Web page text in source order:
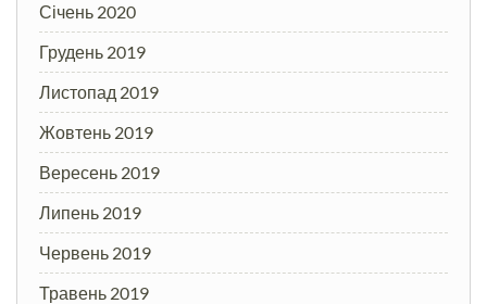
Січень 2020
Грудень 2019
Листопад 2019
Жовтень 2019
Вересень 2019
Липень 2019
Червень 2019
Травень 2019